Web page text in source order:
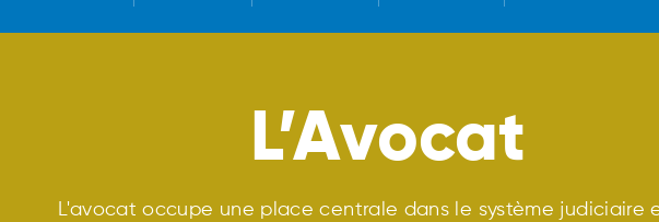
L’Avocat
L'avocat occupe une place centrale dans le système judiciaire